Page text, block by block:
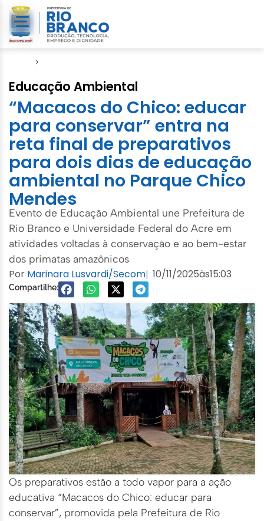
›
Educação Ambiental
“Macacos do Chico: educar
para conservar” entra na
reta final de preparativos
para dois dias de educação
ambiental no Parque Chico
Mendes
Evento de Educação Ambiental une Prefeitura de
Rio Branco e Universidade Federal do Acre em
atividades voltadas à conservação e ao bem-estar
dos primatas amazônicos
Por Marinara Lusvardi/Secom| 10/11/2025às15:03
Compartilhe:
Os preparativos estão a todo vapor para a ação
educativa “Macacos do Chico: educar para
conservar”, promovida pela Prefeitura de Rio